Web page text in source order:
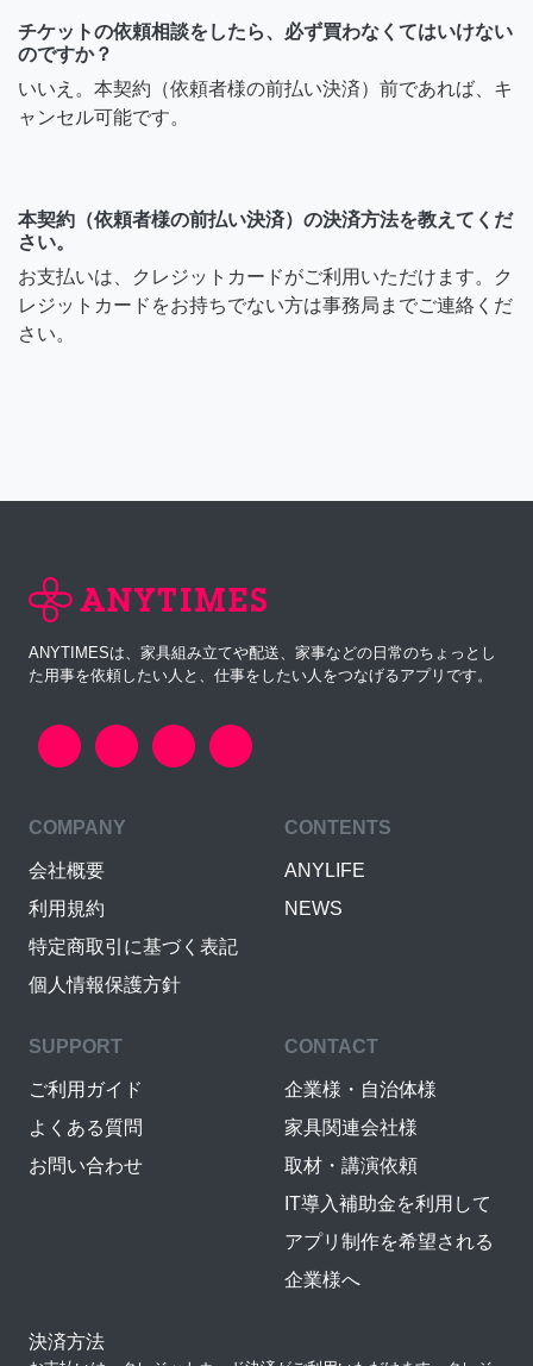
チケットの依頼相談をしたら、必ず買わなくてはいけない
のですか？
いいえ。本契約（依頼者様の前払い決済）前であれば、キ
ャンセル可能です。
本契約（依頼者様の前払い決済）の決済方法を教えてくだ
さい。
お支払いは、クレジットカードがご利用いただけます。ク
レジットカードをお持ちでない方は事務局までご連絡くだ
さい。
ANYTIMESは、家具組み立てや配送、家事などの日常のちょっとし
た用事を依頼したい人と、仕事をしたい人をつなげるアプリです。
COMPANY
会社概要
利用規約
特定商取引に基づく表記
個人情報保護方針
CONTENTS
ANYLIFE
NEWS
SUPPORT
ご利用ガイド
よくある質問
お問い合わせ
CONTACT
企業様・自治体様
家具関連会社様
取材・講演依頼
IT導入補助金を利用して
アプリ制作を希望される
企業様へ
決済方法